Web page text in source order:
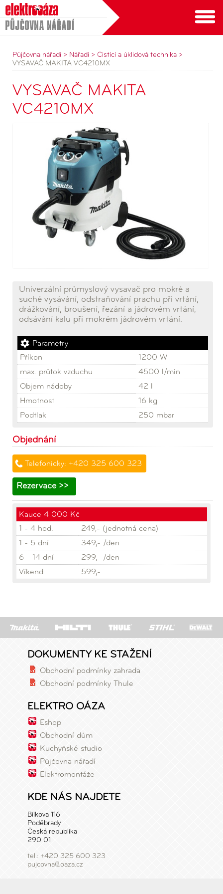
Půjčovna nářadí
Půjčovna nářadí > Nářadí > Čistící a úklidová technika >
VYSAVAČ MAKITA VC4210MX
VYSAVAČ MAKITA
VC4210MX
Univerzální průmyslový vysavač pro mokré a
suché vysávání, odstraňování prachu při vrtání,
drážkování, broušení, řezání a jádrovém vrtání,
odsávání kalu při mokrém jádrovém vrtání.
Parametry
Příkon
1200 W
max. průtok vzduchu
4500 l/min
Objem nádoby
42 l
Hmotnost
16 kg
Podtlak
250 mbar
Objednání
Telefonicky: +420 325 600 323
Rezervace >>
Kauce 4 000 Kč
1 - 4 hod.
249,- (jednotná cena)
1 - 5 dní
349,- /den
6 - 14 dní
299,- /den
Víkend
599,-
DOKUMENTY KE STAŽENÍ
Obchodní podmínky zahrada
Obchodní podmínky Thule
ELEKTRO OÁZA
Eshop
Obchodní dům
Kuchyňské studio
Půjčovna nářadí
Elektromontáže
KDE NÁS NAJDETE
Bílkova 116
Poděbrady
Česká republika
290 01
tel.: +420 325 600 323
pujcovna@oaza.cz